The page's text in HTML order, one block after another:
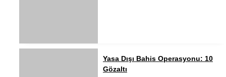
Yasa Dışı Bahis Operasyonu: 10
Gözaltı